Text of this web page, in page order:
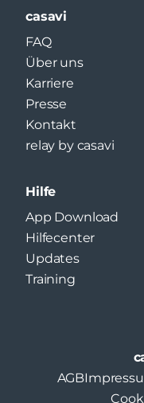
casavi
FAQ
Über uns
Karriere
Presse
Kontakt
relay by casavi
Hilfe
App Download
Hilfecenter
Updates
Training
AGB